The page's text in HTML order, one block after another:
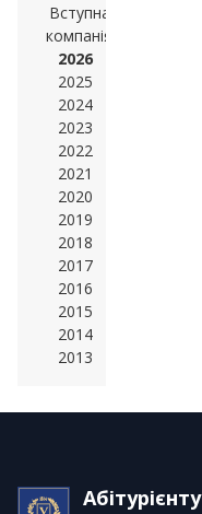
Вступна
компанія
2026
2025
2024
2023
2022
2021
2020
2019
2018
2017
2016
2015
2014
2013
Абітурієнту